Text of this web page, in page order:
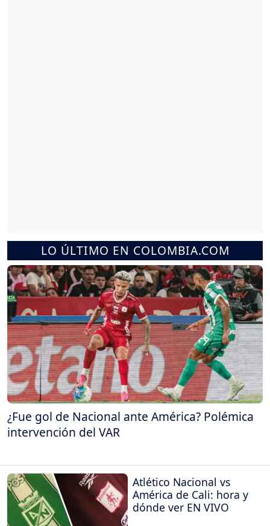
LO ÚLTIMO EN COLOMBIA.COM
¿Fue gol de Nacional ante América? Polémica
intervención del VAR
Atlético Nacional vs
América de Cali: hora y
dónde ver EN VIVO